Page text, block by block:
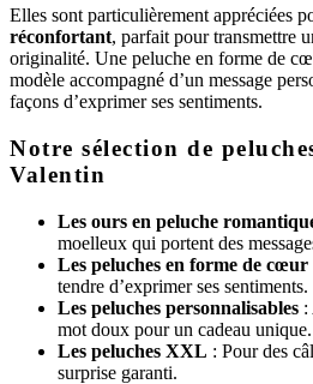
Elles sont particulièrement appréciées
réconfortant, parfait pour transmettre
originalité. Une peluche en forme de
modèle accompagné d’un message
façons d’exprimer ses sentiments.
Notre sélection de
Valentin
Les ours en peluche
moelleux qui portent des
Les peluches en forme de cœur
tendre d’exprimer ses sentiments.
Les peluches personnalisables :
mot doux pour un cadeau unique.
Les peluches XXL : Pour des
surprise garanti.